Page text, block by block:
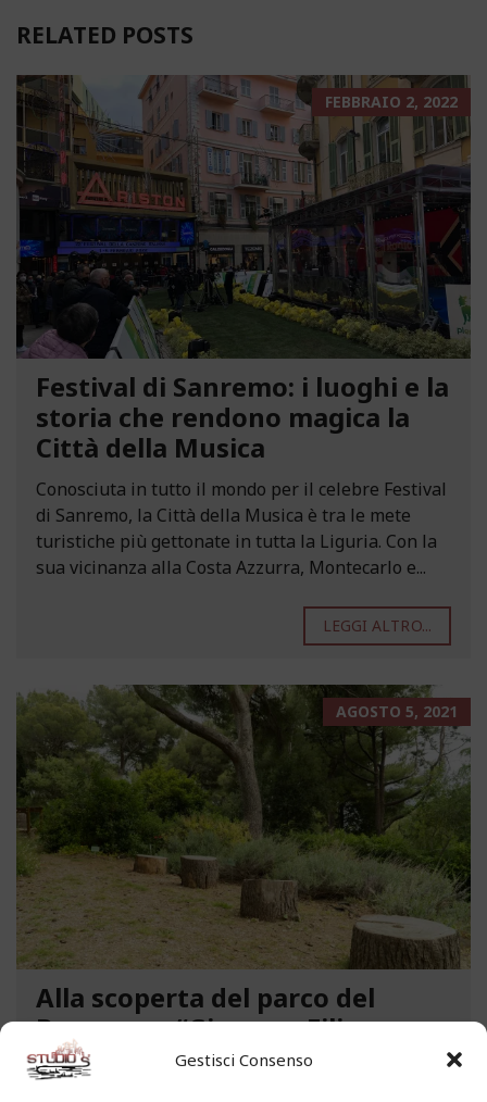
Gestisci Consenso
RELATED POSTS
FEBBRAIO 2, 2022
Festival di Sanremo: i luoghi e la
storia che rendono magica la
Città della Musica
Conosciuta in tutto il mondo per il celebre Festival
di Sanremo, la Città della Musica è tra le mete
turistiche più gettonate in tutta la Liguria. Con la
sua vicinanza alla Costa Azzurra, Montecarlo e...
LEGGI ALTRO...
AGOSTO 5, 2021
Alla scoperta del parco del
Benessere “Giacomo Filippo
Novaro” a Costarainera